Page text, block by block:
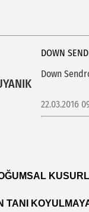
DOWN
Down
22.03.2016